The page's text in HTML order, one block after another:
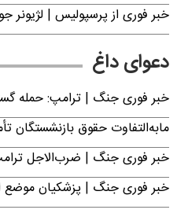
خبر فوری از پرسپولیس |
دعوای داغ
خبر فوری جنگ | ترامپ: حمله
مابه‌التفاوت حقوق بازنشستگان
خبر فوری جنگ | ضرب‌الاجل
خبر فوری جنگ | پزشکیان موضع